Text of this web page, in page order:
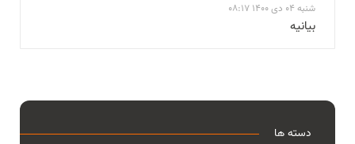
شنبه 04 دی 1400 08:17
بيانيه
دسته ها